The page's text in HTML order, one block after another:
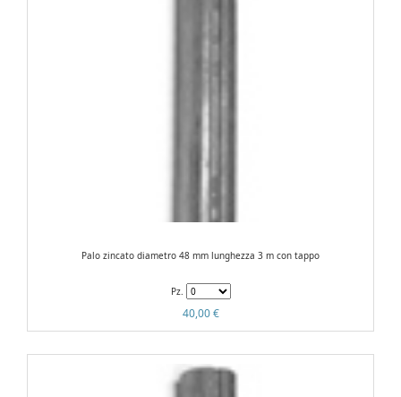
Palo zincato diametro 48 mm lunghezza 3 m con tappo
Pz.
40,00 €